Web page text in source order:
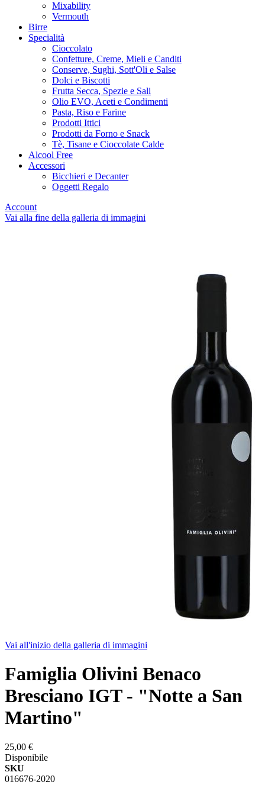
Mixability
Vermouth
Birre
Specialità
Cioccolato
Confetture, Creme, Mieli e Canditi
Conserve, Sughi, Sott'Oli e Salse
Dolci e Biscotti
Frutta Secca, Spezie e Sali
Olio EVO, Aceti e Condimenti
Pasta, Riso e Farine
Prodotti Ittici
Prodotti da Forno e Snack
Tè, Tisane e Cioccolate Calde
Alcool Free
Accessori
Bicchieri e Decanter
Oggetti Regalo
Account
Vai alla fine della galleria di immagini
Vai all'inizio della galleria di immagini
Famiglia Olivini Benaco
Bresciano IGT - "Notte a San
Martino"
25,00 €
Disponibile
SKU
016676-2020